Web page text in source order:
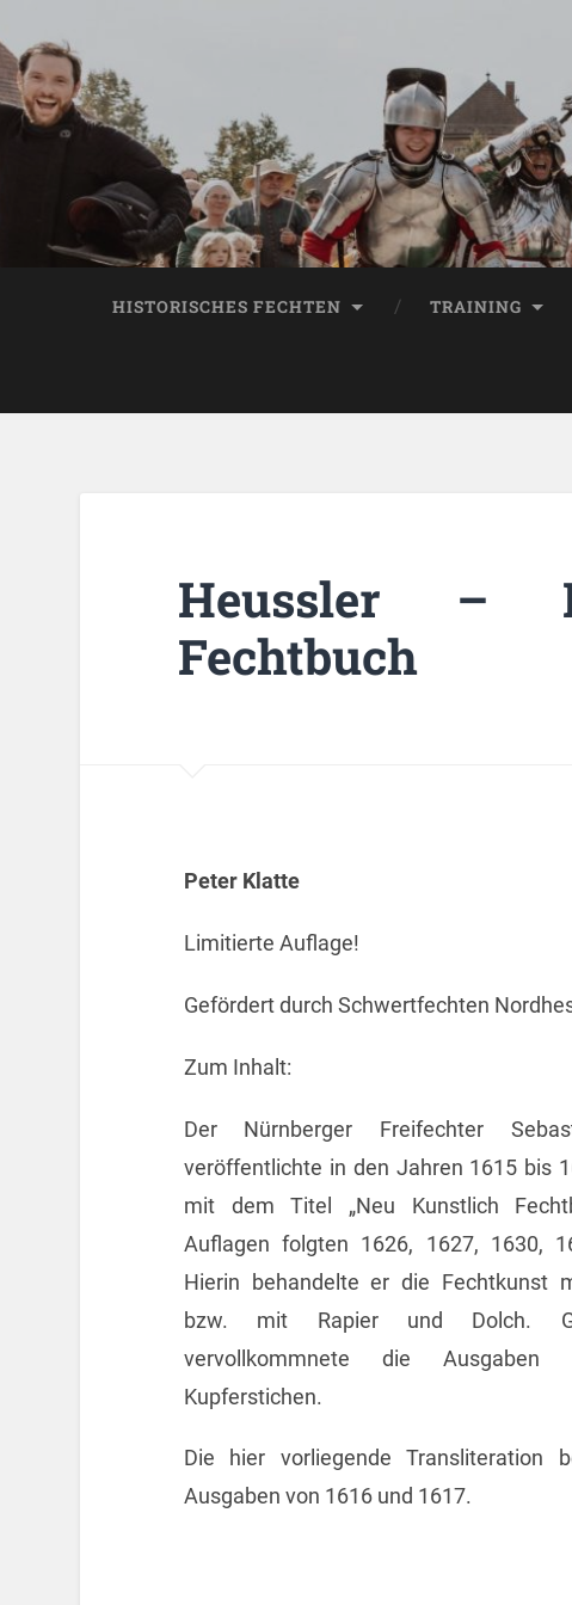
HISTORISCHES FECHTEN TRAINING
Heussler –
Fechtbuch
Peter Klatte
Limitierte Auflage!
Gefördert durch Schwertfechten
Zum Inhalt:
Der Nürnberger Freifechter
veröffentlichte in den Jahren 1615 bis
mit dem Titel „Neu Kunstlich
Auflagen folgten 1626, 1627, 1630,
Hierin behandelte er die Fechtkunst
bzw. mit Rapier und Dolch.
vervollkommnete die Ausgaben
Kupferstichen.
Die hier vorliegende Transliteration
Ausgaben von 1616 und 1617.